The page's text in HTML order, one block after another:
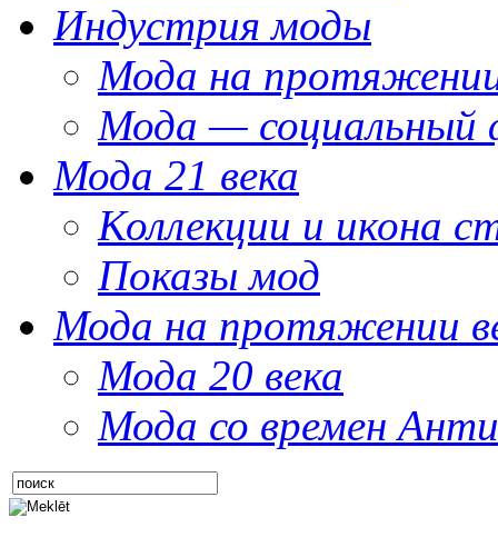
Индустрия моды
Мода на
Мода — социальный
Мода 21 века
Коллекции и икона
Показы мод
Мода на протяжении
Мода 20 века
Мода со времен